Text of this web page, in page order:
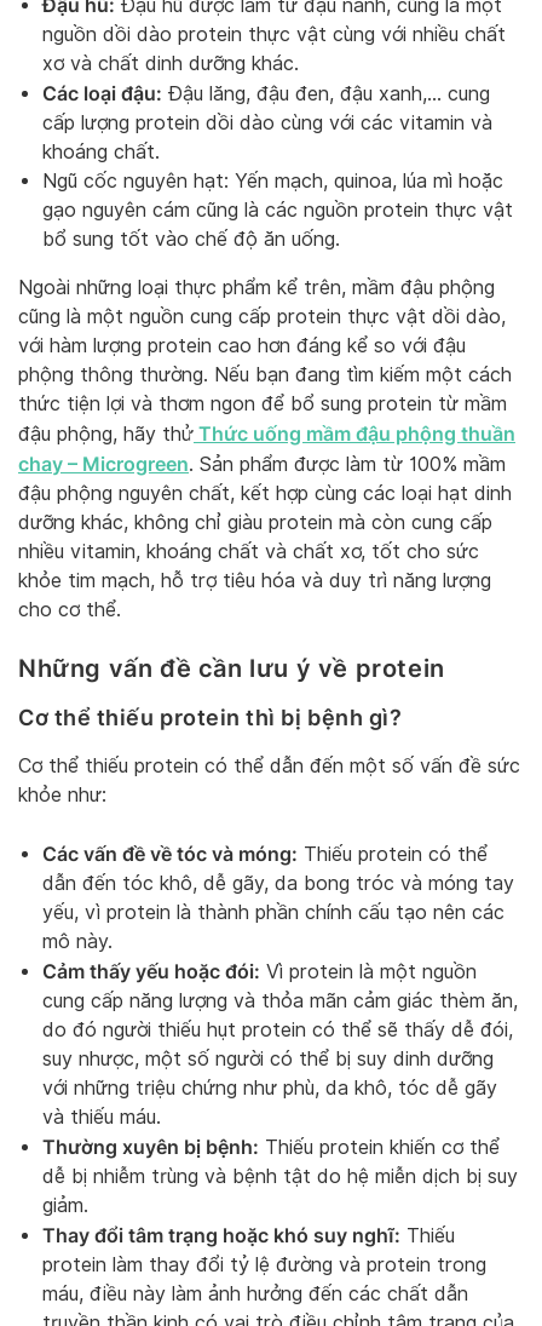
Đậu hũ được làm từ đậu nành, cũng là một
nguồn dồi dào protein thực vật cùng với nhiều chất
xơ và chất dinh dưỡng khác.
Các loại đậu: Đậu lăng, đậu đen, đậu xanh,… cung
cấp lượng protein dồi dào cùng với các vitamin và
khoáng chất.
Ngũ cốc nguyên hạt: Yến mạch, quinoa, lúa mì hoặc
gạo nguyên cám cũng là các nguồn protein thực vật
bổ sung tốt vào chế độ ăn uống.
Ngoài những loại thực phẩm kể trên, mầm đậu phộng
cũng là một nguồn cung cấp protein thực vật dồi dào,
với hàm lượng protein cao hơn đáng kể so với đậu
phộng thông thường. Nếu bạn đang tìm kiếm một cách
thức tiện lợi và thơm ngon để bổ sung protein từ mầm
đậu phộng, hãy thử Thức uống mầm đậu phộng thuần
chay – Microgreen. Sản phẩm được làm từ 100% mầm
đậu phộng nguyên chất, kết hợp cùng các loại hạt dinh
dưỡng khác, không chỉ giàu protein mà còn cung cấp
nhiều vitamin, khoáng chất và chất xơ, tốt cho sức
khỏe tim mạch, hỗ trợ tiêu hóa và duy trì năng lượng
cho cơ thể.
Những vấn đề cần lưu ý về protein
Cơ thể thiếu protein thì bị bệnh gì?
Cơ thể thiếu protein có thể dẫn đến một số vấn đề sức
khỏe như:
Các vấn đề về tóc và móng: Thiếu protein có thể
dẫn đến tóc khô, dễ gãy, da bong tróc và móng tay
yếu, vì protein là thành phần chính cấu tạo nên các
mô này.
Cảm thấy yếu hoặc đói: Vì protein là một nguồn
cung cấp năng lượng và thỏa mãn cảm giác thèm ăn,
do đó người thiếu hụt protein có thể sẽ thấy dễ đói,
suy nhược, một số người có thể bị suy dinh dưỡng
với những triệu chứng như phù, da khô, tóc dễ gãy
và thiếu máu.
Thường xuyên bị bệnh: Thiếu protein khiến cơ thể
dễ bị nhiễm trùng và bệnh tật do hệ miễn dịch bị suy
giảm.
Thay đổi tâm trạng hoặc khó suy nghĩ: Thiếu
protein làm thay đổi tỷ lệ đường và protein trong
máu, điều này làm ảnh hưởng đến các chất dẫn